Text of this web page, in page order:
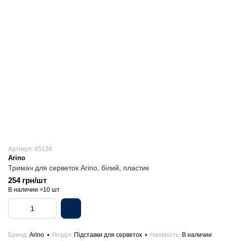
Артикул: 65128
Arino
Тримач для серветок Arino, білий, пластик
254 грн/шт
В наличии >10 шт
Бренд Arino Розділ Підставки для серветок Наявність В наличии